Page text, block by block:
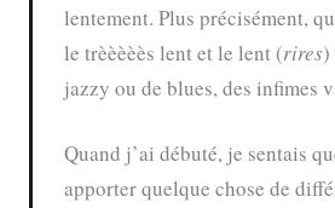
lentement. Plus précisément,
le trèèèèès lent et le lent (rires)
jazzy ou de blues, des infimes
Quand j’ai débuté, je sentais
apporter quelque chose de